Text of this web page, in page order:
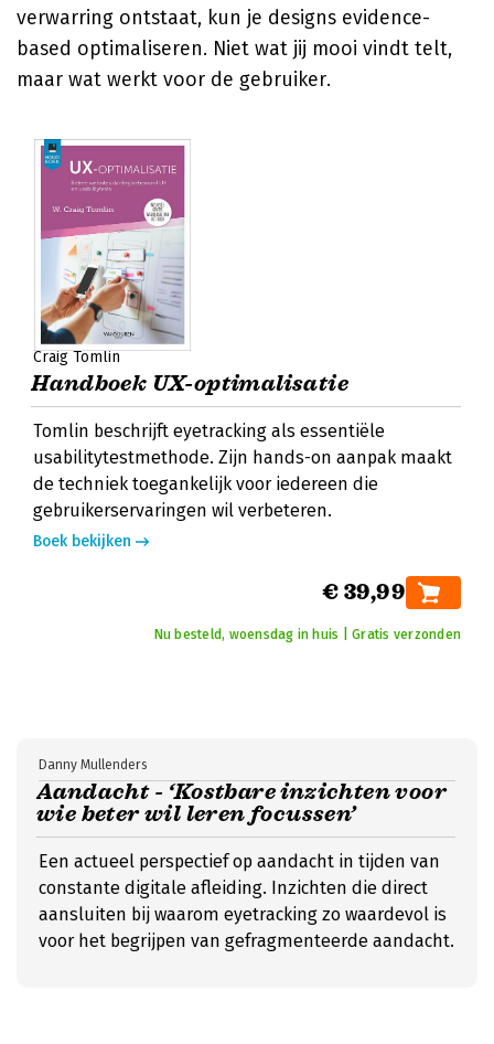
verwarring ontstaat, kun je designs evidence-
based optimaliseren. Niet wat jij mooi vindt telt,
maar wat werkt voor de gebruiker.
Craig Tomlin
Handboek UX-optimalisatie
Tomlin beschrijft eyetracking als essentiële
usabilitytestmethode. Zijn hands-on aanpak maakt
de techniek toegankelijk voor iedereen die
gebruikerservaringen wil verbeteren.
Boek bekijken
€ 39,99
Nu besteld, woensdag in huis | Gratis verzonden
Aandacht - ‘Kostbare inzichten voor
wie beter wil leren focussen’
Danny Mullenders
Een actueel perspectief op aandacht in tijden van
constante digitale afleiding. Inzichten die direct
aansluiten bij waarom eyetracking zo waardevol is
voor het begrijpen van gefragmenteerde aandacht.